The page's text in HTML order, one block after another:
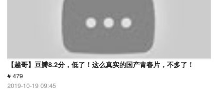
【越哥】豆瓣8.2分，低了！这么真实的国产青春片，不多了！
# 479
2019-10-19 09:45